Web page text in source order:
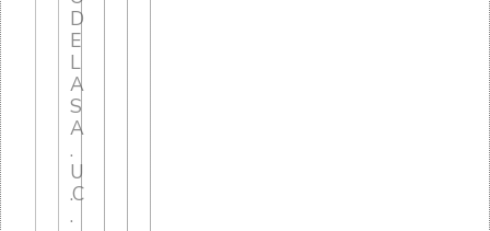
D
E
L
A
S
A
.
U
.C
.